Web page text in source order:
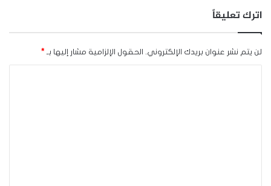
اترك تعليقاً
لن يتم نشر عنوان بريدك الإلكتروني. الحقول الإلزامية مشار إليها بـ *